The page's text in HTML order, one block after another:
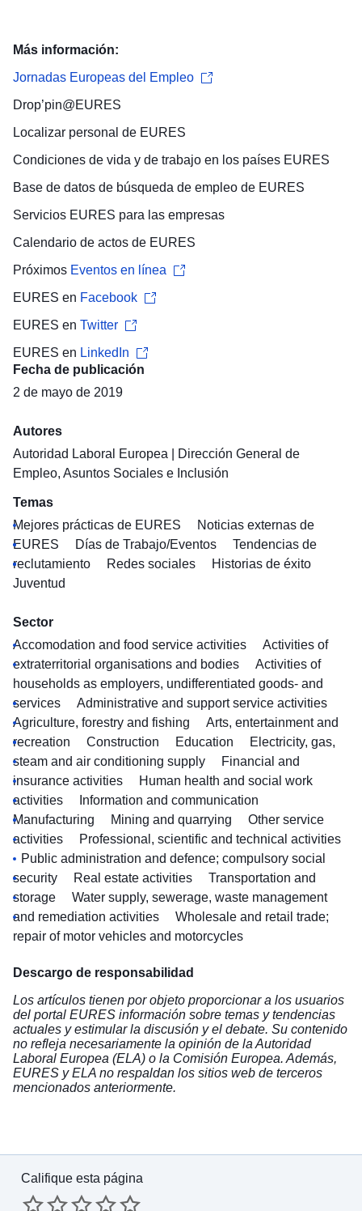
Más información:
Jornadas Europeas del Empleo
Drop’pin@EURES
Localizar personal de EURES
Condiciones de vida y de trabajo en los países EURES
Base de datos de búsqueda de empleo de EURES
Servicios EURES para las empresas
Calendario de actos de EURES
Próximos Eventos en línea
EURES en Facebook
EURES en Twitter
EURES en LinkedIn
Fecha de publicación
2 de mayo de 2019
Autores
Autoridad Laboral Europea
Dirección General de
Empleo, Asuntos Sociales e Inclusión
Temas
Mejores prácticas de EURES
Noticias externas de
EURES
Días de Trabajo/Eventos
Tendencias de
reclutamiento
Redes sociales
Historias de éxito
Juventud
Sector
Accomodation and food service activities
Activities of
extraterritorial organisations and bodies
Activities of
households as employers, undifferentiated goods- and
services
Administrative and support service activities
Agriculture, forestry and fishing
Arts, entertainment and
recreation
Construction Education
Electricity, gas,
steam and air conditioning supply
Financial and
insurance activities
Human health and social work
activities
Information and communication
Manufacturing
Mining and quarrying
Other service
activities
Professional, scientific and technical activities
Public administration and defence; compulsory social
security
Real estate activities
Transportation and
storage
Water supply, sewerage, waste management
and remediation activities
Wholesale and retail trade;
repair of motor vehicles and motorcycles
Descargo de responsabilidad
Los artículos tienen por objeto proporcionar a los usuarios
del portal EURES información sobre temas y tendencias
actuales y estimular la discusión y el debate. Su contenido
no refleja necesariamente la opinión de la Autoridad
Laboral Europea (ELA) o la Comisión Europea. Además,
EURES y ELA no respaldan los sitios web de terceros
mencionados anteriormente.
Califique esta página